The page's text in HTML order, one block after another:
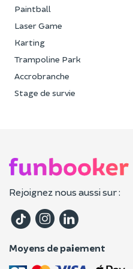
Paintball
Laser Game
Karting
Trampoline Park
Accrobranche
Stage de survie
Rejoignez nous aussi sur :
Moyens de paiement